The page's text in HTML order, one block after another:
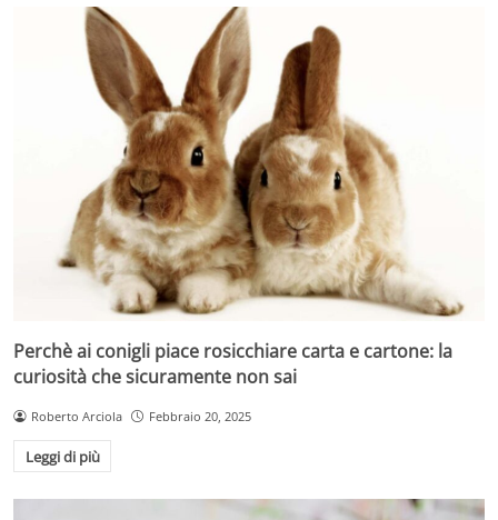
Perchè ai conigli piace rosicchiare carta e cartone: la
curiosità che sicuramente non sai
Roberto Arciola Febbraio 20, 2025
Leggi di più